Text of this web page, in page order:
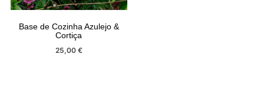
Base de Cozinha Azulejo &
Cortiça
25,00 €